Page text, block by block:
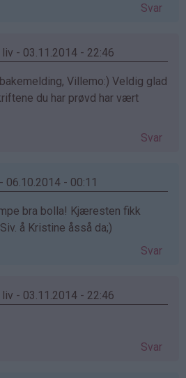
Svar
- 03.11.2014 - 22:46
Villemo:) Veldig glad
du har prøvd har vært
Svar
- 00:11
bra bolla! Kjæresten fikk
å Kristine åsså da;)
Svar
- 03.11.2014 - 22:46
Svar